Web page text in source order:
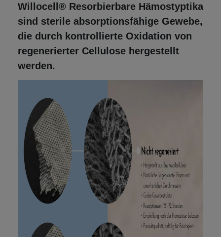
Willocell® Resorbierbare Hämostyptika
sind sterile absorptionsfähige Gewebe,
die durch kontrollierte Oxidation von
regenerierter Cellulose hergestellt
werden.